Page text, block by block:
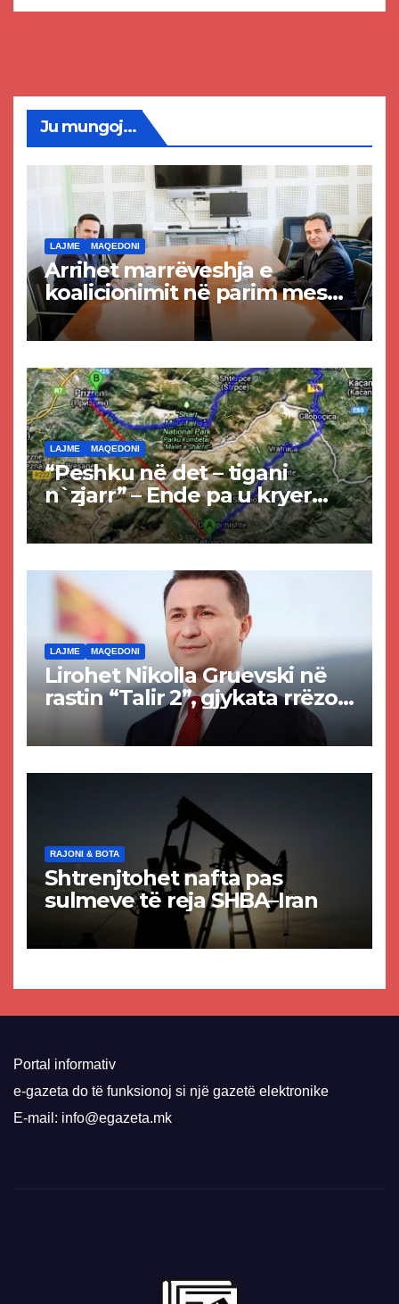
Ju mungoj...
LAJME MAQEDONI
Arrihet marrëveshja e
koalicionimit në parim mes
Kurtit dhe Abdixhikut
LAJME MAQEDONI
“Peshku në det – tigani
n`zjarr” – Ende pa u kryer
projekti i tunelit, komuna e
Tetovës nis punimet për
LAJME MAQEDONI
Lirohet Nikolla Gruevski në
rastin “Talir 2”, gjykata rrëzon
akuzat për ndërtimin e
paligjshëm të selisë së
RAJONI & BOTA
Shtrenjtohet nafta pas
sulmeve të reja SHBA–Iran
Portal informativ
e-gazeta do të funksionoj si një gazetë elektronike
E-mail: info@egazeta.mk